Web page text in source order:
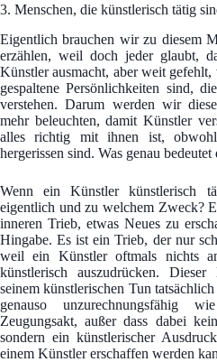
3. Menschen, die künstlerisch tätig
Eigentlich brauchen wir zu diesem
erzählen, weil doch jeder glaubt,
Künstler ausmacht, aber weit
gespaltene Persönlichkeiten sind,
verstehen. Darum werden wir
mehr beleuchten, damit Künstler
alles richtig mit ihnen ist,
hergerissen sind. Was genau bedeutet
Wenn ein Künstler künstlerisch
eigentlich und zu welchem Zweck?
inneren Trieb, etwas Neues zu
Hingabe. Es ist ein Trieb, der nur
weil ein Künstler oftmals nichts
künstlerisch auszudrücken.
seinem künstlerischen Tun
genauso unzurechnungsfähig
Zeugungsakt, außer dass dabei
sondern ein künstlerischer
einem Künstler erschaffen werden